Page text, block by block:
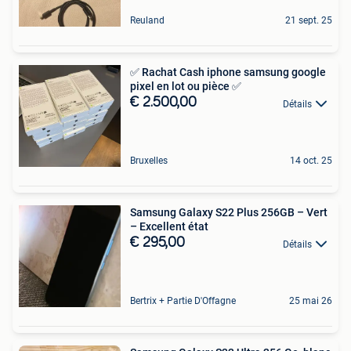
Reuland 21 sept. 25
✅ Rachat Cash iphone samsung google
pixel en lot ou pièce ✅
€ 2.500,00 Détails
Bruxelles 14 oct. 25
Samsung Galaxy S22 Plus 256GB – Vert
– Excellent état
€ 295,00 Détails
Bertrix + Partie D'Offagne 25 mai 26